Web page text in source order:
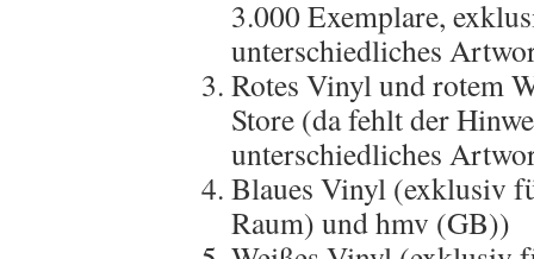
3.000 Exemplare,
unterschiedliches
Rotes Vinyl und rotem
Store (da fehlt der
unterschiedliches
Blaues Vinyl (exklusiv
Raum) und hmv (GB))